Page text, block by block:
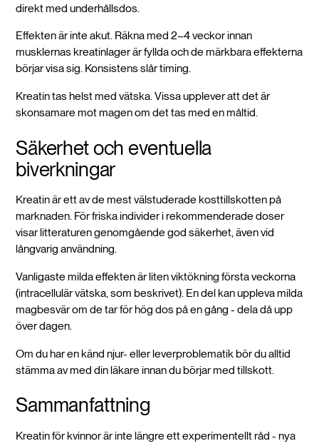
direkt med underhållsdos.
Effekten är inte akut. Räkna med 2–4 veckor innan
musklernas kreatinlager är fyllda och de märkbara effekterna
börjar visa sig. Konsistens slår timing.
Kreatin tas helst med vätska. Vissa upplever att det är
skonsamare mot magen om det tas med en måltid.
Säkerhet och eventuella
biverkningar
Kreatin är ett av de mest välstuderade kosttillskotten på
marknaden. För friska individer i rekommenderade doser
visar litteraturen genomgående god säkerhet, även vid
långvarig användning.
Vanligaste milda effekten är liten viktökning första veckorna
(intracellulär vätska, som beskrivet). En del kan uppleva milda
magbesvär om de tar för hög dos på en gång - dela då upp
över dagen.
Om du har en känd njur- eller leverproblematik bör du alltid
stämma av med din läkare innan du börjar med tillskott.
Sammanfattning
Kreatin för kvinnor är inte längre ett experimentellt råd - nya